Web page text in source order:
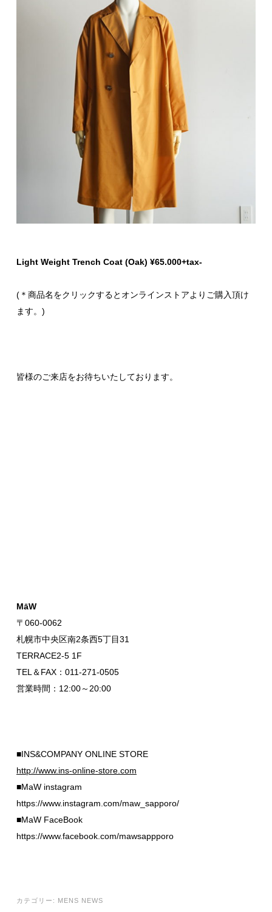
Light Weight Trench Coat (Oak) ¥65.000+tax-
(＊商品名をクリックするとオンラインストアよりご購入頂け
ます。)
皆様のご来店をお待ちいたしております。
MāW
〒060-0062
札幌市中央区南2条西5丁目31
TERRACE2-5 1F
TEL＆FAX：011-271-0505
営業時間：12:00～20:00
■INS&COMPANY ONLINE STORE
http://www.ins-online-store.com
■MaW instagram
https://www.instagram.com/maw_sapporo/
■MaW FaceBook
https://www.facebook.com/mawsappporo
カテゴリー: MENS NEWS